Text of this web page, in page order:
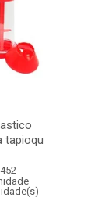
tapioqu